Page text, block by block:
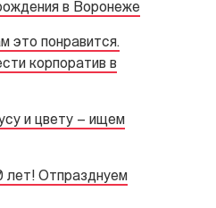
в Воронеже
это понравится.
корпоратив в
и цвету – ищем
лет! Отпразднуем